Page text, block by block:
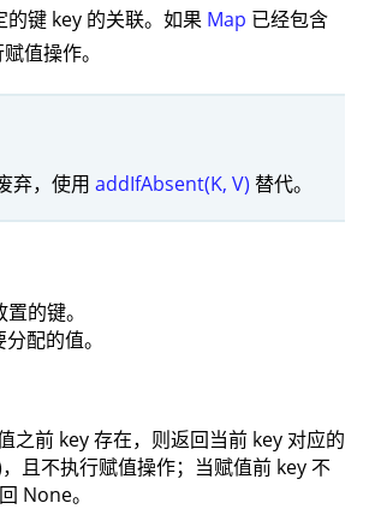
键 key 的关联。如果 Map 已经包含
值操作。
弃，使用 addIfAbsent(K, V) 替代。
的键。
配的值。
之前 key 存在，则返回当前 key 对应的
且不执行赋值操作；当赋值前 key 不
None。